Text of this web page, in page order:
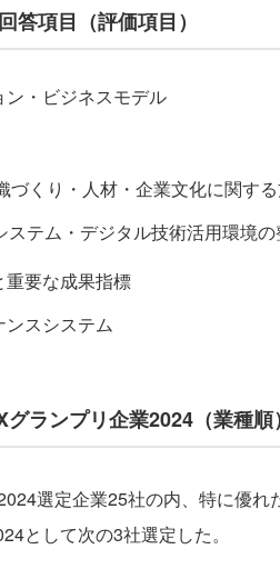
答項目（評価項目）
ン・ビジネスモデル
づくり・人材・企業文化に関す
ステム・デジタル技術活用環境
重要な成果指標
ンスシステム
グランプリ企業2024（業種順）
選定企業25社の内、特に優れ
として次の3社選定した。